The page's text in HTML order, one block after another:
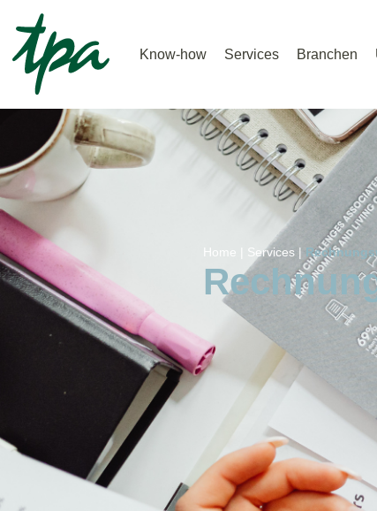
Know-how Services Branchen
Home | Services |